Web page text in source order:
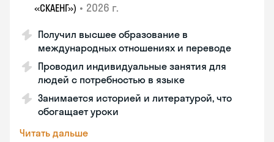
«СКАЕНГ») • 2026 г.
Получил высшее образование в
международных отношениях и переводе
Проводил индивидуальные занятия для
людей с потребностью в языке
Занимается историей и литературой, что
обогащает уроки
Читать дальше